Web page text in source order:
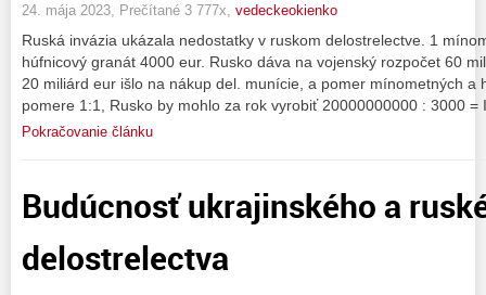
24. mája 2023, Prečítané 3 777x, vedeckeokienko
Ruská invázia ukázala nedostatky v ruskom delostrelectve. 1
húfnicový granát 4000 eur. Rusko dáva na vojenský rozpočet 60
20 miliárd eur išlo na nákup del. munície, a pomer mínometných a
pomere 1:1, Rusko by mohlo za rok vyrobiť 20000000000 : 3000
Pokračovanie článku
Budúcnosť ukrajinského a
delostrelectva